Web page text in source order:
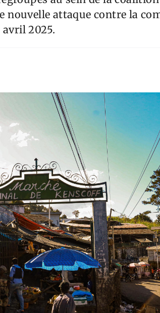
nouvelle attaque contre la
avril 2025.